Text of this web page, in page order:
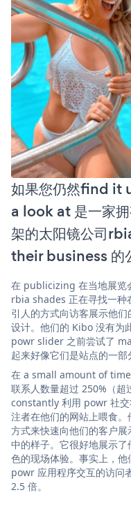
如果您仍然find it
a look at 是一家
架的太阳镜公司
their business 的
在 publicizing 在当地展览
rbia shades 正在寻找一种
引人的方式向访客展示他
设计。他们的 Kibo 没有为
powr slider 之前尝试了
起来好像它们是站点的一部
在 a small amount of
联系人数量超过 250%（超
constantly 利用 powr 社交
注者在他们的网站上喂食
方式来快速向他们的客户
中的样子。它很好地展示
色的现场体验。事实上，
powr 应用程序交互的访问
2.5 倍。